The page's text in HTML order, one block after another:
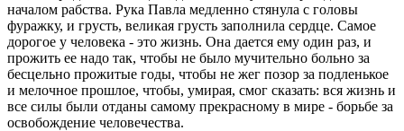
началом рабства. Рука Павла медленно стянула с головы
фуражку, и грусть, великая грусть заполнила сердце. Самое
дорогое у человека - это жизнь. Она дается ему один раз, и
прожить ее надо так, чтобы не было мучительно больно за
бесцельно прожитые годы, чтобы не жег позор за подленькое
и мелочное прошлое, чтобы, умирая, смог сказать: вся жизнь и
все силы были отданы самому прекрасному в мире - борьбе за
освобождение человечества.